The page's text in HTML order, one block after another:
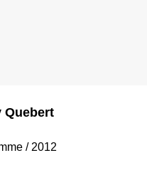
Quebert
/ 2012